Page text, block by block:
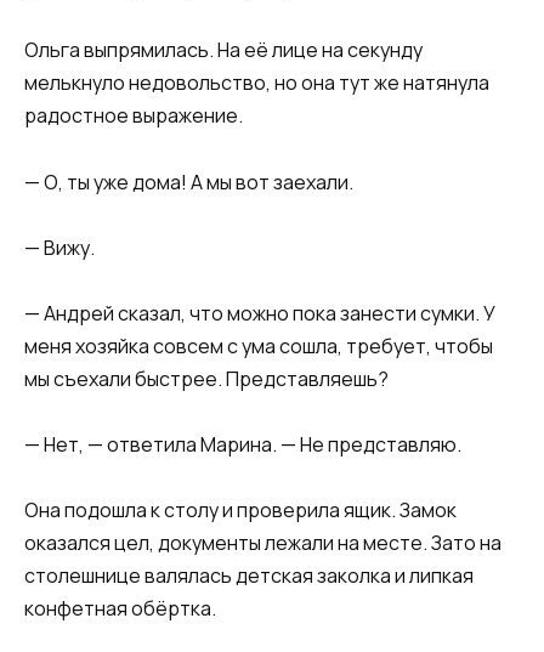
Ольга выпрямилась. На её лице на секунду
мелькнуло недовольство, но она тут же натянула
радостное выражение.
— О, ты уже дома! А мы вот заехали.
— Вижу.
— Андрей сказал, что можно пока занести сумки. У
меня хозяйка совсем с ума сошла, требует, чтобы
мы съехали быстрее. Представляешь?
— Нет, — ответила Марина. — Не представляю.
Она подошла к столу и проверила ящик. Замок
оказался цел, документы лежали на месте. Зато на
столешнице валялась детская заколка и липкая
конфетная обёртка.